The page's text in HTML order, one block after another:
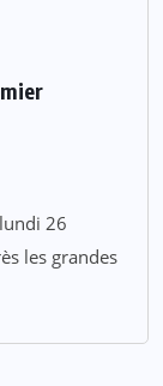
26
les grandes